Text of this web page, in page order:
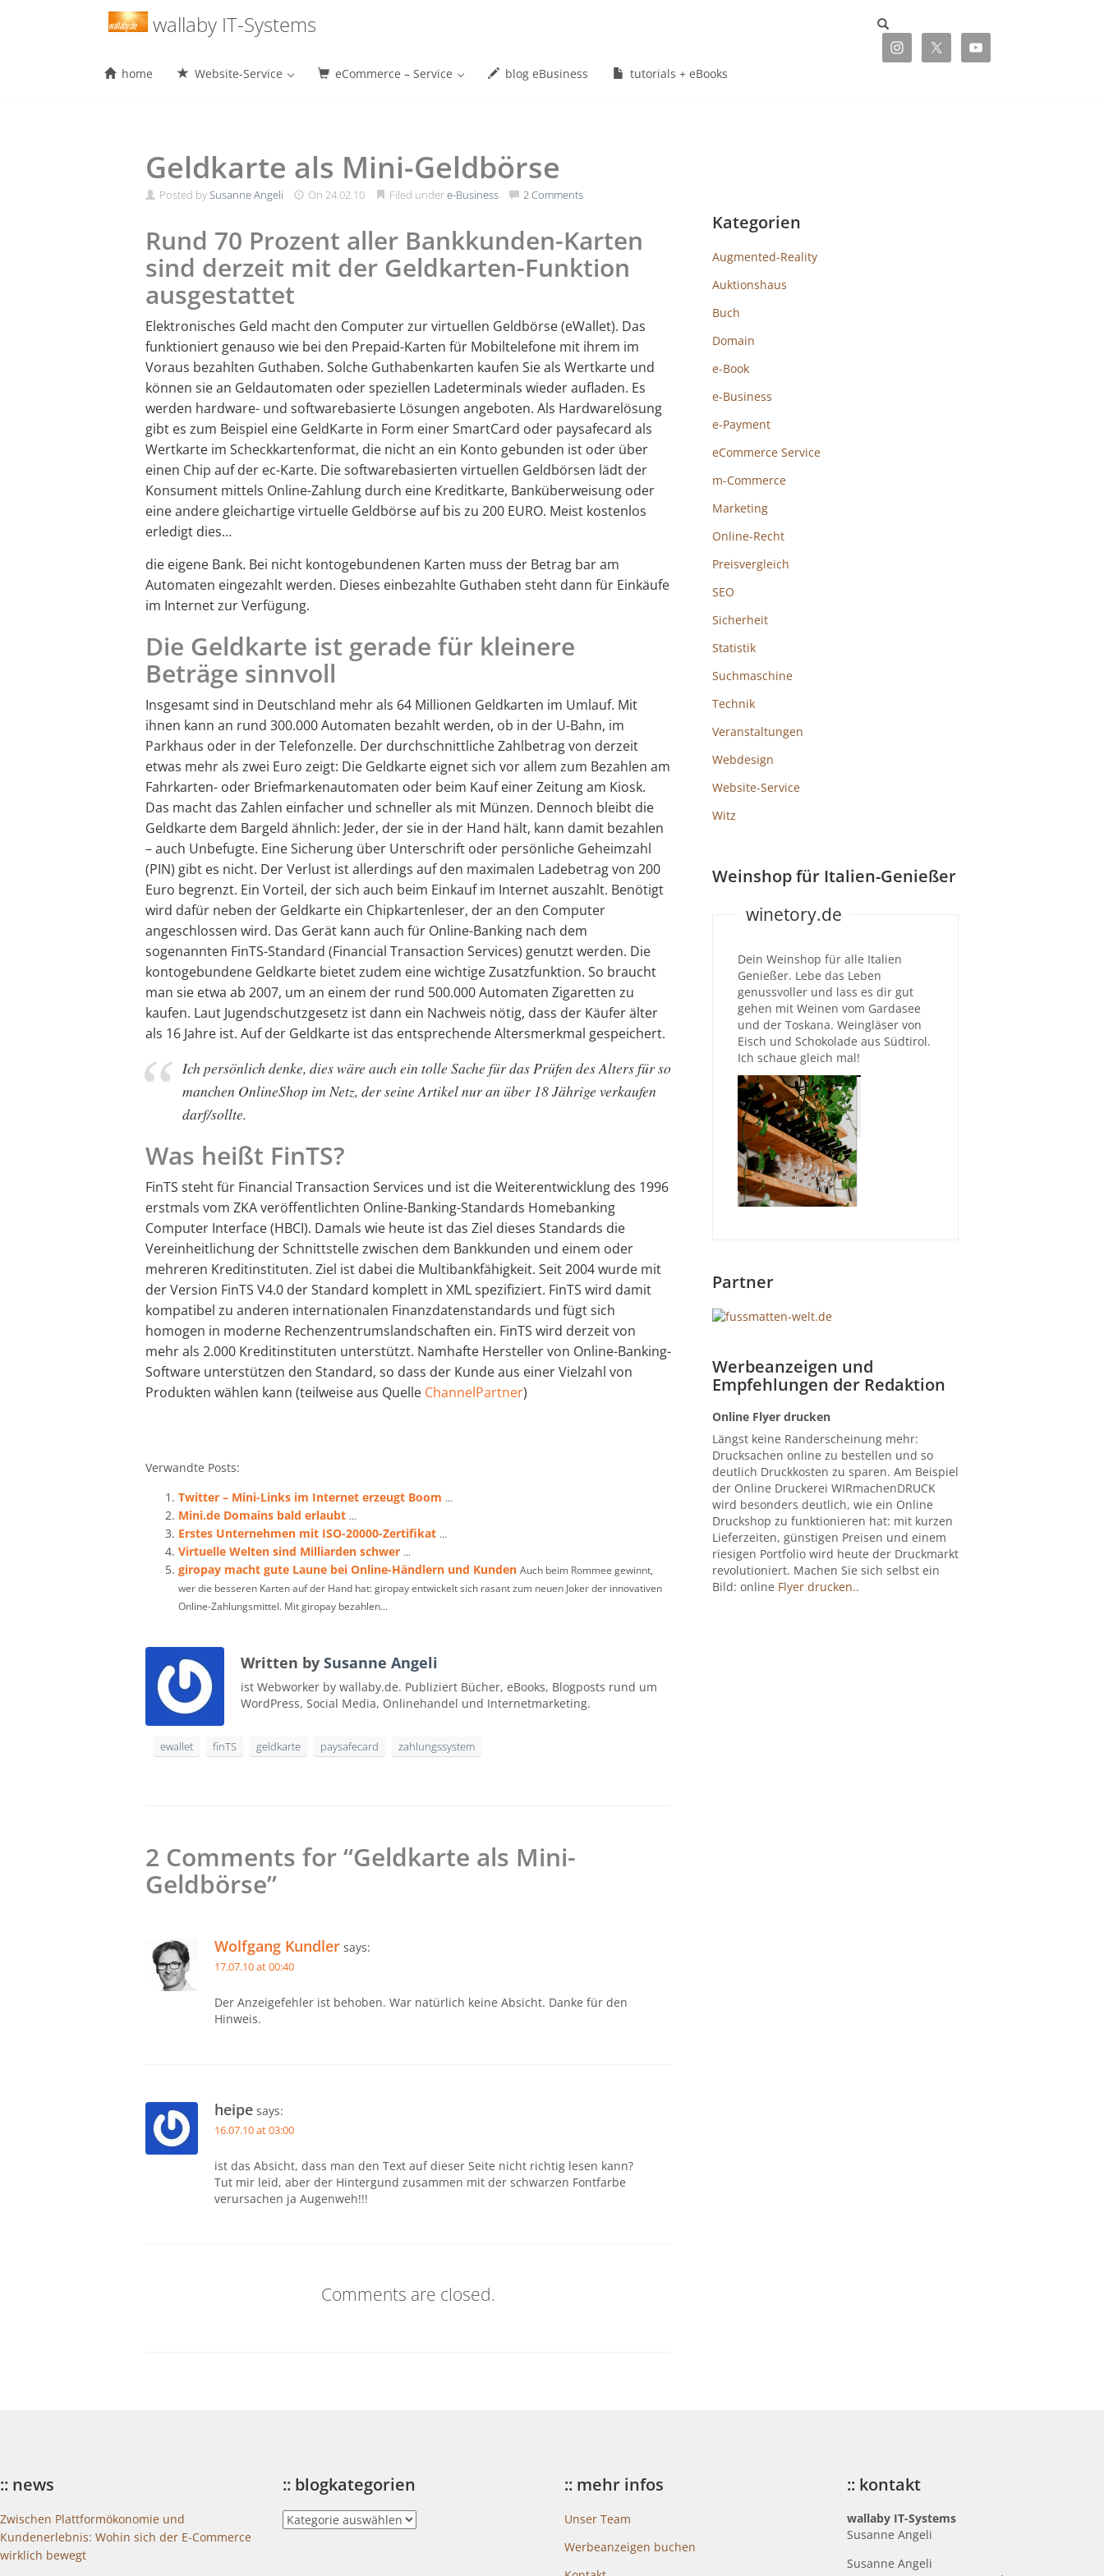
wallaby IT-Systems
Menu
home Website-Service eCommerce – Service blog eBusiness tutorials + eBooks
Geldkarte als Mini-Geldbörse
Posted bySusanne Angeli On 24.02.10 Filed undere-Business 2 Comments
Rund 70 Prozent aller Bankkunden-Karten
sind derzeit mit der Geldkarten-Funktion
ausgestattet
Elektronisches Geld macht den Computer zur virtuellen Geldbörse (eWallet). Das
funktioniert genauso wie bei den Prepaid-Karten für Mobiltelefone mit ihrem im
Voraus bezahlten Guthaben. Solche Guthabenkarten kaufen Sie als Wertkarte und
können sie an Geldautomaten oder speziellen Ladeterminals wieder aufladen. Es
werden hardware- und softwarebasierte Lösungen angeboten. Als Hardwarelösung
gibt es zum Beispiel eine GeldKarte in Form einer SmartCard oder paysafecard als
Wertkarte im Scheckkartenformat, die nicht an ein Konto gebunden ist oder über
einen Chip auf der ec-Karte. Die softwarebasierten virtuellen Geldbörsen lädt der
Konsument mittels Online-Zahlung durch eine Kreditkarte, Banküberweisung oder
eine andere gleichartige virtuelle Geldbörse auf bis zu 200 EURO. Meist kostenlos
erledigt dies…
die eigene Bank. Bei nicht kontogebundenen Karten muss der Betrag bar am
Automaten eingezahlt werden. Dieses einbezahlte Guthaben steht dann für Einkäufe
im Internet zur Verfügung.
Die Geldkarte ist gerade für kleinere
Beträge sinnvoll
Insgesamt sind in Deutschland mehr als 64 Millionen Geldkarten im Umlauf. Mit
ihnen kann an rund 300.000 Automaten bezahlt werden, ob in der U-Bahn, im
Parkhaus oder in der Telefonzelle. Der durchschnittliche Zahlbetrag von derzeit
etwas mehr als zwei Euro zeigt: Die Geldkarte eignet sich vor allem zum Bezahlen am
Fahrkarten- oder Briefmarkenautomaten oder beim Kauf einer Zeitung am Kiosk.
Das macht das Zahlen einfacher und schneller als mit Münzen. Dennoch bleibt die
Geldkarte dem Bargeld ähnlich: Jeder, der sie in der Hand hält, kann damit bezahlen
– auch Unbefugte. Eine Sicherung über Unterschrift oder persönliche Geheimzahl
(PIN) gibt es nicht. Der Verlust ist allerdings auf den maximalen Ladebetrag von 200
Euro begrenzt. Ein Vorteil, der sich auch beim Einkauf im Internet auszahlt. Benötigt
wird dafür neben der Geldkarte ein Chipkartenleser, der an den Computer
angeschlossen wird. Das Gerät kann auch für Online-Banking nach dem
sogenannten FinTS-Standard (Financial Transaction Services) genutzt werden. Die
kontogebundene Geldkarte bietet zudem eine wichtige Zusatzfunktion. So braucht
man sie etwa ab 2007, um an einem der rund 500.000 Automaten Zigaretten zu
kaufen. Laut Jugendschutzgesetz ist dann ein Nachweis nötig, dass der Käufer älter
als 16 Jahre ist. Auf der Geldkarte ist das entsprechende Altersmerkmal gespeichert.
Ich persönlich denke, dies wäre auch ein tolle Sache für das Prüfen des Alters für so
manchen OnlineShop im Netz, der seine Artikel nur an über 18 Jährige verkaufen
darf/sollte.
Was heißt FinTS?
FinTS steht für Financial Transaction Services und ist die Weiterentwicklung des 1996
erstmals vom ZKA veröffentlichten Online-Banking-Standards Homebanking
Computer Interface (HBCI). Damals wie heute ist das Ziel dieses Standards die
Vereinheitlichung der Schnittstelle zwischen dem Bankkunden und einem oder
mehreren Kreditinstituten. Ziel ist dabei die Multibankfähigkeit. Seit 2004 wurde mit
der Version FinTS V4.0 der Standard komplett in XML spezifiziert. FinTS wird damit
kompatibel zu anderen internationalen Finanzdatenstandards und fügt sich
homogen in moderne Rechenzentrumslandschaften ein. FinTS wird derzeit von
mehr als 2.000 Kreditinstituten unterstützt. Namhafte Hersteller von Online-Banking-
Software unterstützen den Standard, so dass der Kunde aus einer Vielzahl von
Produkten wählen kann (teilweise aus Quelle ChannelPartner)
Verwandte Posts:
Twitter – Mini-Links im Internet erzeugt Boom ...
Mini.de Domains bald erlaubt ...
Erstes Unternehmen mit ISO-20000-Zertifikat ...
Virtuelle Welten sind Milliarden schwer ...
giropay macht gute Laune bei Online-Händlern und Kunden Auch beim Rommee gewinnt,
wer die besseren Karten auf der Hand hat: giropay entwickelt sich rasant zum neuen Joker der innovativen
Online-Zahlungsmittel. Mit giropay bezahlen...
Written by Susanne Angeli
ist Webworker by wallaby.de. Publiziert Bücher, eBooks, Blogposts rund um
WordPress, Social Media, Onlinehandel und Internetmarketing.
ewallet finTS geldkarte paysafecard zahlungssystem
2 Comments for “Geldkarte als Mini-
Geldbörse”
Wolfgang Kundler says:
17.07.10 at 00:40
Der Anzeigefehler ist behoben. War natürlich keine Absicht. Danke für den
Hinweis.
heipe says:
16.07.10 at 03:00
ist das Absicht, dass man den Text auf dieser Seite nicht richtig lesen kann?
Tut mir leid, aber der Hintergund zusammen mit der schwarzen Fontfarbe
verursachen ja Augenweh!!!
Comments are closed.
Kategorien
Augmented-Reality
Auktionshaus
Buch
Domain
e-Book
e-Business
e-Payment
eCommerce Service
m-Commerce
Marketing
Online-Recht
Preisvergleich
SEO
Sicherheit
Statistik
Suchmaschine
Technik
Veranstaltungen
Webdesign
Website-Service
Witz
Weinshop für Italien-Genießer
winetory.de
Dein Weinshop für alle Italien
Genießer. Lebe das Leben
genussvoller und lass es dir gut
gehen mit Weinen vom Gardasee
und der Toskana. Weingläser von
Eisch und Schokolade aus Südtirol.
Ich schaue gleich mal!
Partner
Werbeanzeigen und
Empfehlungen der Redaktion
Online Flyer drucken
Längst keine Randerscheinung mehr:
Drucksachen online zu bestellen und so
deutlich Druckkosten zu sparen. Am Beispiel
der Online Druckerei WIRmachenDRUCK
wird besonders deutlich, wie ein Online
Druckshop zu funktionieren hat: mit kurzen
Lieferzeiten, günstigen Preisen und einem
riesigen Portfolio wird heute der Druckmarkt
revolutioniert. Machen Sie sich selbst ein
Bild: online Flyer drucken..
:: news
Zwischen Plattformökonomie und
Kundenerlebnis: Wohin sich der E-Commerce
wirklich bewegt
:: blogkategorien
::
blogkategorien
:: mehr infos
Unser Team
Werbeanzeigen buchen
:: kontakt
wallaby IT-Systems
Susanne Angeli
Susanne Angeli